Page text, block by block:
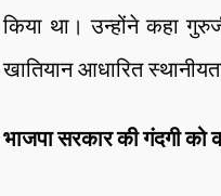
किया था। उन्होंने कहा
खातियान आधारित
भाजपा सरकार की गंदगी को